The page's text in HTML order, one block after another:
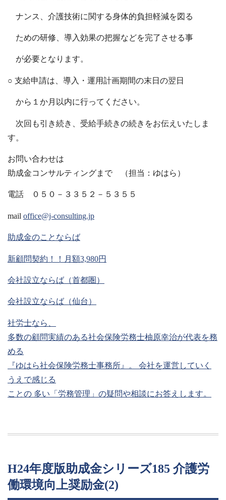
ナンス、介護技術に関する身体的負担軽減を図る
ための研修、導入効果の把握などを完了させる事
が必要となります。
○ 支給申請は、導入・運用計画期間の末日の翌日
から１か月以内に行ってください。
次回も引き続き、受給手続きの続きをお伝えいたしま
す。
お問い合わせは
助成金コンサルティングまで （担当：ゆはら）
電話 ０５０－３３５２－５３５５
mail office@j-consulting.jp
助成金のことならば
新顧問契約！！月額3,980円
会社設立ならば（首都圏）
会社設立ならば（仙台）
社労士なら、
多数の顧問実績のある社会保険労務士柚原幸治が代表を務
める
『ゆはら社会保険労務士事務所』。 会社を運営していく
うえで感じる
ことの 多い「労務管理」の疑問や相談にお答えします。
H24年度版助成金シリーズ185 介護労
働環境向上奨励金(2)